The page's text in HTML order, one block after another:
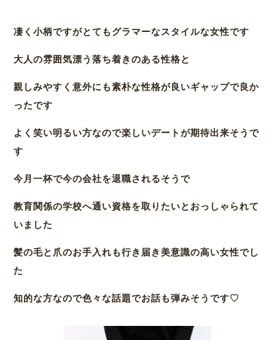
凄く小柄ですがとてもグラマーなスタイルな女性です
大人の雰囲気漂う落ち着きのある性格と
親しみやすく意外にも素朴な性格が良いギャップで良か
ったです
よく笑い明るい方なので楽しいデートが期待出来そうで
す
今月一杯で今の会社を退職されるそうで
教育関係の学校へ通い資格を取りたいとおっしゃられて
いました
髪の毛と爪のお手入れも行き届き美意識の高い女性でし
た
知的な方なので色々な話題でお話も弾みそうです♡